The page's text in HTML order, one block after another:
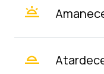
wb_twilight
wb_twilight_2